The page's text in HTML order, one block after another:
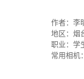
作者：李
地区：烟
职业：学
常用相机